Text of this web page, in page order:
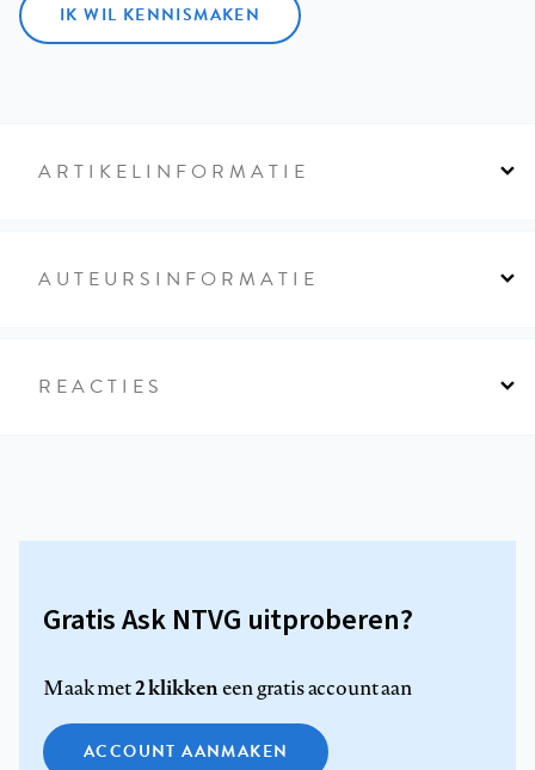
IK WIL KENNISMAKEN
ARTIKELINFORMATIE
AUTEURSINFORMATIE
REACTIES
Gratis Ask NTVG uitproberen?
Maak met2 klikkeneen gratis account aan
ACCOUNT AANMAKEN